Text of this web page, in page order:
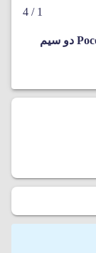
1
/ 4
گوشی موبایل شیائومی مدل Poco M3 PRO 5G دو سیم‌